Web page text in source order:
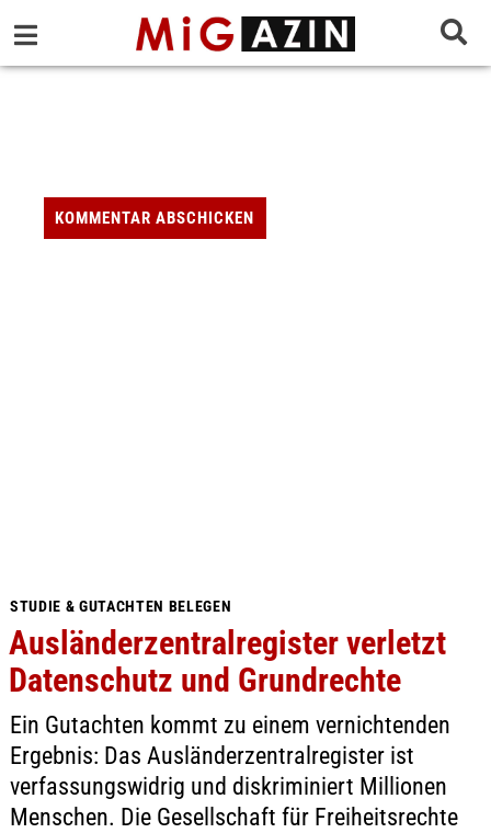
STUDIE & GUTACHTEN BELEGEN
Ausländerzentralregister verletzt
Datenschutz und Grundrechte
Ein Gutachten kommt zu einem vernichtenden
Ergebnis: Das Ausländerzentralregister ist
verfassungswidrig und diskriminiert Millionen
Menschen. Die Gesellschaft für Freiheitsrechte